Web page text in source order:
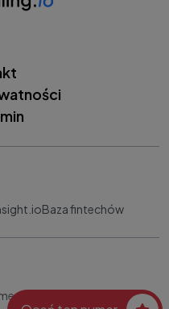
Baza fintechów